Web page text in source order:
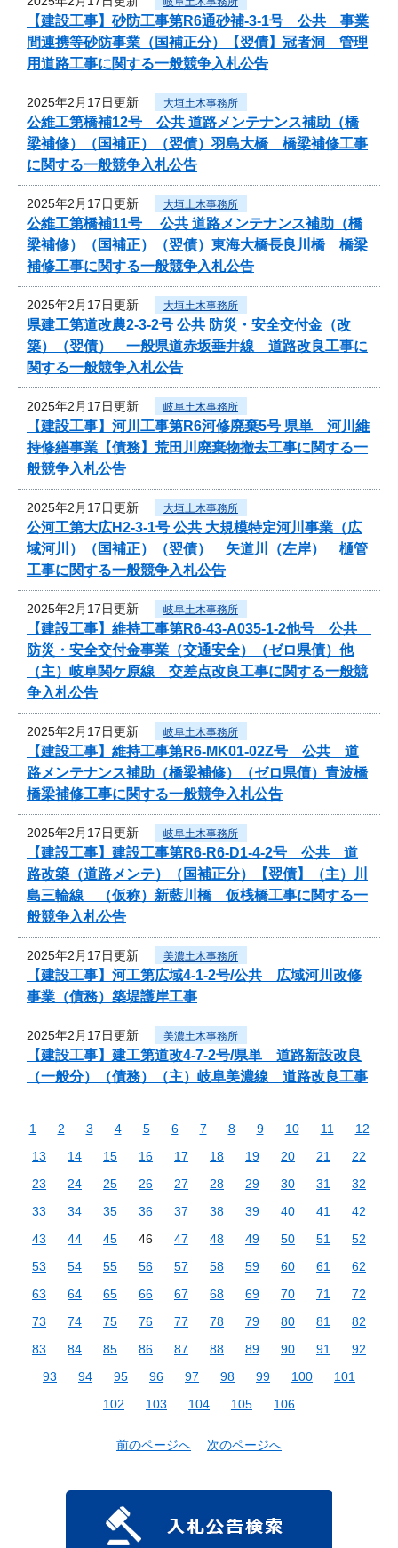
【建設工事】砂防工事第R6通砂補-3-1号 公共 事業
間連携等砂防事業（国補正分）【翌債】冠者洞 管理
用道路工事に関する一般競争入札公告
2025年2月17日更新 大垣土木事務所
公維工第橋補12号 公共 道路メンテナンス補助（橋
梁補修）（国補正）（翌債）羽島大橋 橋梁補修工事
に関する一般競争入札公告
2025年2月17日更新 大垣土木事務所
公維工第橋補11号 公共 道路メンテナンス補助（橋
梁補修）（国補正）（翌債）東海大橋長良川橋 橋梁
補修工事に関する一般競争入札公告
2025年2月17日更新 大垣土木事務所
県建工第道改農2-3-2号 公共 防災・安全交付金（改
築）（翌債） 一般県道赤坂垂井線 道路改良工事に
関する一般競争入札公告
2025年2月17日更新 岐阜土木事務所
【建設工事】河川工事第R6河修廃棄5号 県単 河川維
持修繕事業【債務】荒田川廃棄物撤去工事に関する一
般競争入札公告
2025年2月17日更新 大垣土木事務所
公河工第大広H2-3-1号 公共 大規模特定河川事業（広
域河川）（国補正）（翌債） 矢道川（左岸） 樋管
工事に関する一般競争入札公告
2025年2月17日更新 岐阜土木事務所
【建設工事】維持工事第R6-43-A035-1-2他号 公共
防災・安全交付金事業（交通安全）（ゼロ県債）他
（主）岐阜関ケ原線 交差点改良工事に関する一般競
争入札公告
2025年2月17日更新 岐阜土木事務所
【建設工事】維持工事第R6-MK01-02Z号 公共 道
路メンテナンス補助（橋梁補修）（ゼロ県債）青波橋
橋梁補修工事に関する一般競争入札公告
2025年2月17日更新 岐阜土木事務所
【建設工事】建設工事第R6-R6-D1-4-2号 公共 道
路改築（道路メンテ）（国補正分）【翌債】（主）川
島三輪線 （仮称）新藍川橋 仮桟橋工事に関する一
般競争入札公告
2025年2月17日更新 美濃土木事務所
【建設工事】河工第広域4-1-2号/公共 広域河川改修
事業（債務）築堤護岸工事
2025年2月17日更新 美濃土木事務所
【建設工事】建工第道改4-7-2号/県単 道路新設改良
（一般分）（債務）（主）岐阜美濃線 道路改良工事
1 2 3 4 5 6 7 8 9 10 11
12
13
14 15 16 17 18 19 20 21
22
23
24 25 26 27 28 29 30 31
32
33
34 35 36 37 38 39 40 41
42
43
44 45 46 47 48 49 50 51
52
53
54 55 56 57 58 59 60 61
62
63
64 65 66 67 68 69 70 71
72
73
74 75 76 77 78 79 80 81
82
83
84 85 86 87 88 89 90 91
92
93
94 95 96 97 98 99 100
101
102
103 104 105 106
前のページへ 次のページへ